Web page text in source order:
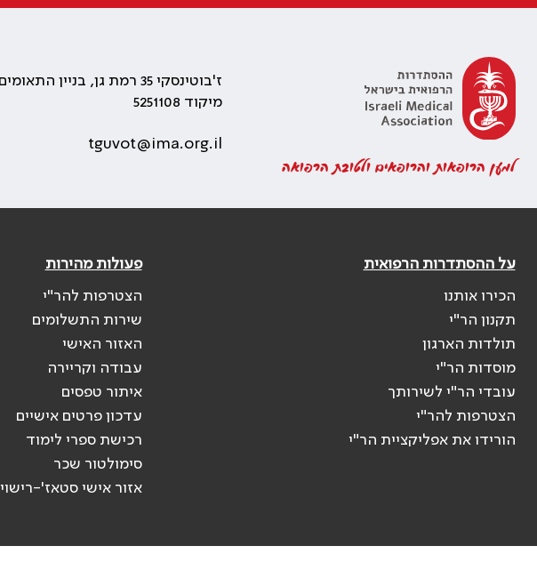
למען הרופאות והרופאים ולטובת הרפואה
ז'בוטינסקי 35 רמת גן, בניין התאומים 2
מיקוד 5251108
tguvot@ima.org.il
על ההסתדרות הרפואית
הכירו אותנו
תקנון הר"י
תולדות הארגון
מוסדות הר"י
עובדי הר"י לשירותך
הצטרפות להר"י
הורידו את אפליקציית הר"י
פעולות מהירות
הצטרפות להר"י
שירות התשלומים
האזור האישי
עבודה וקריירה
איתור טפסים
עדכון פרטים אישיים
רכישת ספרי לימוד
סימולטור שכר
אזור אישי סטאז'-רישוי